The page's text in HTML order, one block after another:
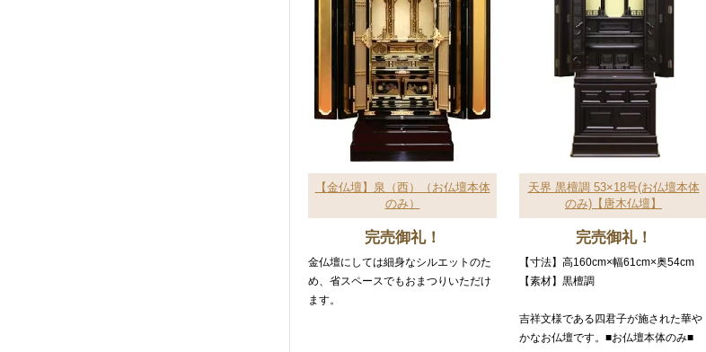
【金仏壇】泉（西）（お仏壇本体
のみ）
完売御礼！
金仏壇にしては細身なシルエットのた
め、省スペースでもおまつりいただけ
ます。
天界 黒檀調 53×18号(お仏壇本体
のみ)【唐木仏壇】
完売御礼！
【寸法】高160cm×幅61cm×奥54cm
【素材】黒檀調
吉祥文様である四君子が施された華や
かなお仏壇です。■お仏壇本体のみ■